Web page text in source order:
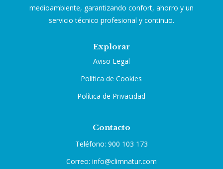
medioambiente, garantizando confort, ahorro y un
servicio técnico profesional y continuo.
Explorar
Aviso Legal
Política de Cookies
Política de Privacidad
Contacto
Teléfono: 900 103 173
Correo: info@climnatur.com